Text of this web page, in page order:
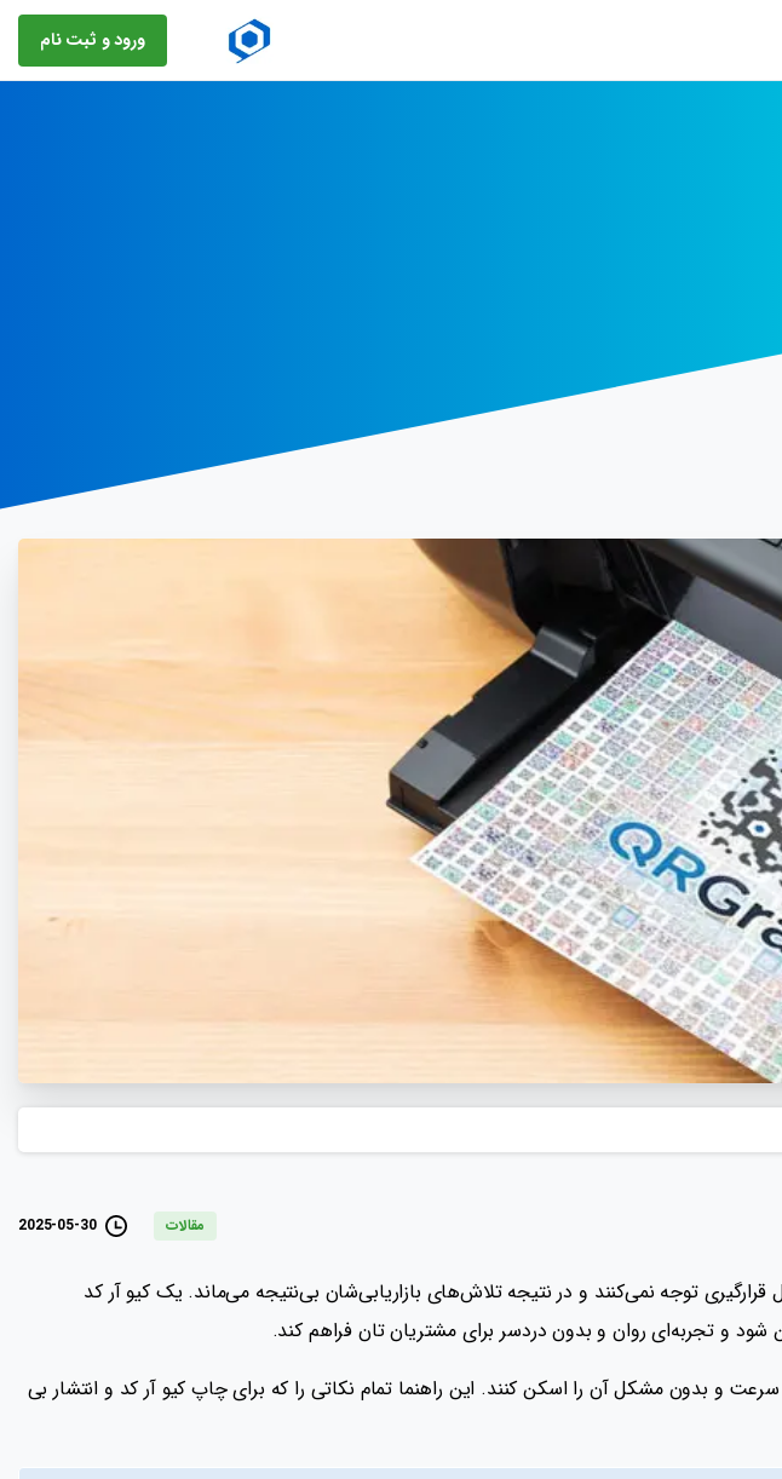
ورود و ثبت نام
مقالات 2025-05-30
توجه نمی‌کنند و در نتیجه تلاش‌های بازاریابی‌شان بی‌نتیجه می‌ماند. یک کیو آر کد
و تجربه‌ای روان و بدون دردسر برای مشتریان تان فراهم کند.
و بدون مشکل آن را اسکن کنند. این راهنما تمام نکاتی را که برای چاپ کیو آر کد و انتشار بی‌